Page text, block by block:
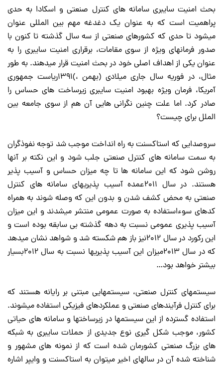
بحث امنیت سایبری سامانه های کنترل صنعتی و اسکادا به حدی
پراهمیت است که به عنوان یک دغدغه مهم بین المللی عنوان
میشود تا حدی که کشورهای صنعتی از سه سال گذشته تا کنون با
صدور فرمانهای ویژه از سوی مقامات، برقراری امنیت سایبری را به
عنوان یکی از اهداف اصلی خود در بحث امنیت قرار میدهند. به طور
مثال، در فوریه سال جاری میلادی (بهمن ،)۱۳۹۱ریاست جمهوری
آمریکا، فرمان ویژه بهبود امنیت سایبری زیرساخت های حساس را
صادر کرد. اما علت چنین نگرانی هایی آن هم از سوی جامعه بین
الملل برای چیست؟
سروصدایی که استاکسنت به راه انداخت موجب شد توجه نفوذگران
به سمت سامانه های کنترل صنعتی جلب شود و این نکته بر آنها
روشن شود که این سامانه ها تا چه میزان حساس و آسیب پذیر
هستند. در سال ۲۰۱۱عمده آسیب پذیریهای سامانه های کنترل
صنعتی به محض کشف شدن و بدون این که وصله شوند به همراه
کدهای سوءاستفاده به صورت عمومی منتشر میشدند و این میزان
آسیب پذیری عمومی نسبت به دهه گذشته بی سابقه بوده است و
این رکورد در سال ۲۰۱۲نیز باز هم شکسته شد و شواهد نشان میدهد
که در سال ۲۰۱۳میزان این آسیب پذیریها نسبت به سال ۲۰۱۲بسیار
بیشتر خواهد بود…
سیستمهای کنترل صنعتی، سیستمهایی مبتنی بر رایانه هستند که
برای کنترل فرآیندهای صنعتی و عملکردهای فیزیکی استفاده میشوند.
استفاده گسترده از این سیستمها در زیرساختها و سامانه های حیاتی
کشور، موجب شکل گیری نوع جدیدی از حملات سایبری به شبکه
های بزرگ صنعتی کشورمان شده است که از نمونه های مشهور و
شناخته شده آن در سالهای اخیر میتوان به استاکسنت و وایپر اشاره